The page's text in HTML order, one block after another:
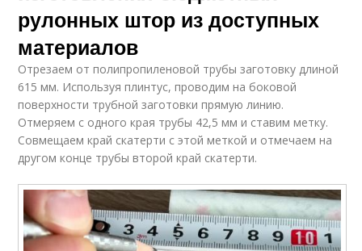
рулонных штор из доступных
материалов
Отрезаем от полипропиленовой трубы заготовку длиной
615 мм. Используя плинтус, проводим на боковой
поверхности трубной заготовки прямую линию.
Отмеряем с одного края трубы 42,5 мм и ставим метку.
Совмещаем край скатерти с этой меткой и отмечаем на
другом конце трубы второй край скатерти.